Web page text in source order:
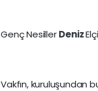
Genç NesillerDeniz
Vakfın, kuruluşundan